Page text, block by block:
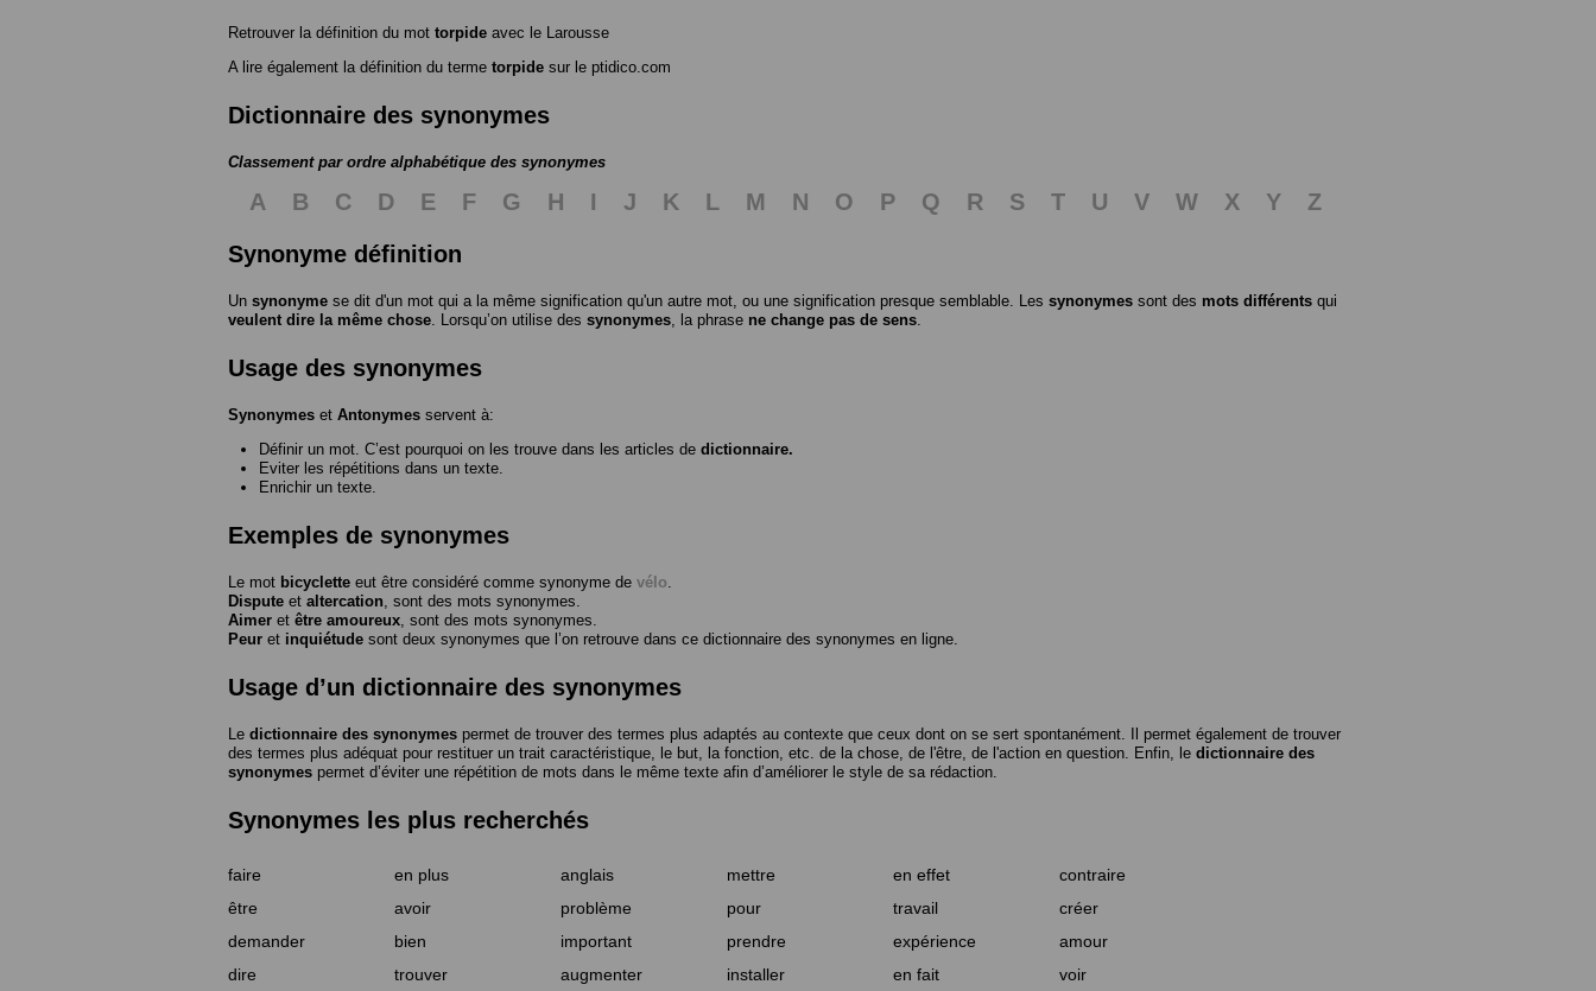
Retrouver la définition du mot torpide avec le Larousse
A lire également la définition du terme torpide sur le ptidico.com
Dictionnaire des synonymes
Classement par ordre alphabétique des synonymes
A B C D E F G H I J K L M N O P Q R S T U V W X Y
Z
Synonyme définition
Un synonyme se dit d'un mot qui a la même signification qu'un autre mot, ou une signification presque semblable. Les synonymes sont des mots différents qui
veulent dire la même chose . Lorsqu’on utilise des synonymes , la phrase ne change pas de sens
Usage des synonymes
Synonymes et Antonymes servent à:
Définir un mot. C’est pourquoi on les trouve dans les articles de dictionnaire.
Eviter les répétitions dans un texte.
Enrichir un texte.
Exemples de synonymes
Le mot bicyclette eut être considéré comme synonyme de vélo
Dispute et altercation , sont des mots synonymes.
Aimer et être amoureux , sont des mots synonymes.
Peur et inquiétude sont deux synonymes que l’on retrouve dans ce dictionnaire des synonymes en ligne.
Usage d’un dictionnaire des synonymes
Le dictionnaire des synonymes permet de trouver des termes plus adaptés au contexte que ceux dont on se sert spontanément. Il permet également de trouver
des termes plus adéquat pour restituer un trait caractéristique, le but, la fonction, etc. de la chose, de l'être, de l'action en question. Enfin, le dictionnaire des
synonymes permet d’éviter une répétition de mots dans le même texte afin d’améliorer le style de sa rédaction.
Synonymes les plus recherchés
faire en plus anglais mettre en effet
contraire
être
avoir problème pour travail
créer
demander
bien important prendre expérience
amour
dire
trouver augmenter installer en fait voir